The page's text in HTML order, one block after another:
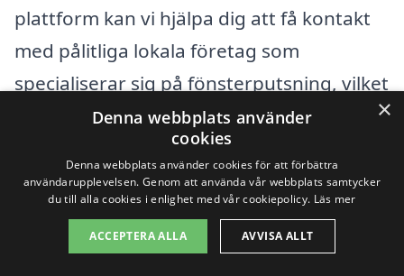
plattform kan vi hjälpa dig att få kontakt
med pålitliga lokala företag som
specialiserar sig på fönsterputsning, vilket
gör det enklare att fatta ett informerat
beslut som passar din budget och dina
behov.
Få 3 erbjudanden, gratis och utan
×
Denna webbplats använder
cookies
Denna webbplats använder cookies för att förbättra
användarupplevelsen. Genom att använda vår webbplats samtycker
du till alla cookies i enlighet med vår cookiepolicy. Läs mer
ACCEPTERA ALLA AVVISA ALLT